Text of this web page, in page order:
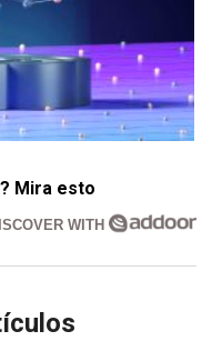
Mira esto
WITH